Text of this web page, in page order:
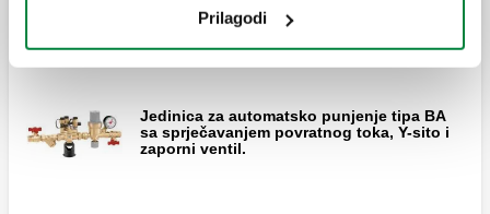
Prilagodi
Jedinica za punjenje sa zaštitom od povratnog toka
tipa BA
Jedinica za automatsko punjenje tipa BA
sa sprječavanjem povratnog toka, Y-sito i
zaporni ventil.